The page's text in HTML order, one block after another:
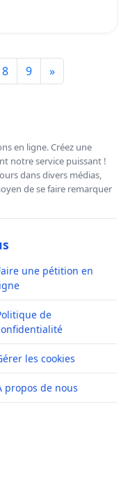
en magasin
8 9 »
en ligne. Créez une
notre service puissant !
dans divers médias,
de se faire remarquer
une pétition en
de
les cookies
propos de nous